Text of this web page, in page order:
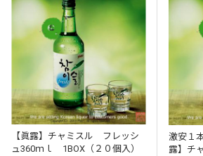
【眞露】チャミスル フレッシ
ュ360ｍｌ 1BOX（２０個入）
激安１
露】チ